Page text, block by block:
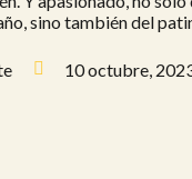
sino también del
10 octubre,